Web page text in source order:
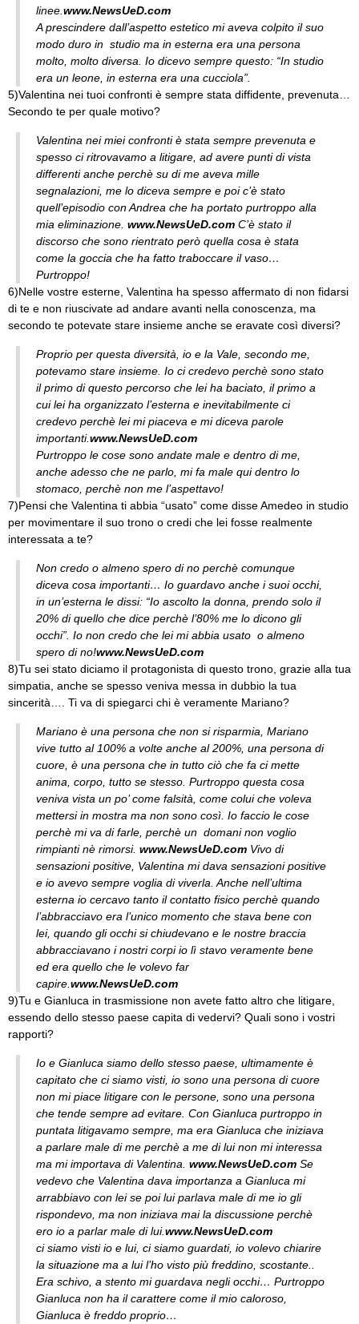
linee. www.NewsUeD.com
A prescindere dall’aspetto estetico mi aveva colpito il suo
modo duro in studio ma in esterna era una persona
molto, molto diversa. Io dicevo sempre questo: “In studio
era un leone, in esterna era una cucciola”.
5)Valentina nei tuoi confronti è sempre stata diffidente, prevenuta…
Secondo te per quale motivo?
Valentina nei miei confronti è stata sempre prevenuta e
spesso ci ritrovavamo a litigare, ad avere punti di vista
differenti anche perchè su di me aveva mille
segnalazioni, me lo diceva sempre e poi c’è stato
quell’episodio con Andrea che ha portato purtroppo alla
mia eliminazione. www.NewsUeD.com C’è stato il
discorso che sono rientrato però quella cosa è stata
come la goccia che ha fatto traboccare il vaso…
Purtroppo!
6)Nelle vostre esterne, Valentina ha spesso affermato di non fidarsi
di te e non riuscivate ad andare avanti nella conoscenza, ma
secondo te potevate stare insieme anche se eravate così diversi?
Proprio per questa diversità, io e la Vale, secondo me,
potevamo stare insieme. Io ci credevo perchè sono stato
il primo di questo percorso che lei ha baciato, il primo a
cui lei ha organizzato l’esterna e inevitabilmente ci
credevo perchè lei mi piaceva e mi diceva parole
importanti.www.NewsUeD.com
Purtroppo le cose sono andate male e dentro di me,
anche adesso che ne parlo, mi fa male qui dentro lo
stomaco, perchè non me l’aspettavo!
7)Pensi che Valentina ti abbia “usato” come disse Amedeo in studio
per movimentare il suo trono o credi che lei fosse realmente
interessata a te?
Non credo o almeno spero di no perchè comunque
diceva cosa importanti… Io guardavo anche i suoi occhi,
in un’esterna le dissi: “Io ascolto la donna, prendo solo il
20% di quello che dice perchè l’80% me lo dicono gli
occhi”. Io non credo che lei mi abbia usato o almeno
spero di no!www.NewsUeD.com
8)Tu sei stato diciamo il protagonista di questo trono, grazie alla tua
simpatia, anche se spesso veniva messa in dubbio la tua
sincerità…. Ti va di spiegarci chi è veramente Mariano?
Mariano è una persona che non si risparmia, Mariano
vive tutto al 100% a volte anche al 200%, una persona di
cuore, è una persona che in tutto ciò che fa ci mette
anima, corpo, tutto se stesso. Purtroppo questa cosa
veniva vista un po’ come falsità, come colui che voleva
mettersi in mostra ma non sono così. Io faccio le cose
perchè mi va di farle, perchè un domani non voglio
rimpianti nè rimorsi. www.NewsUeD.com Vivo di
sensazioni positive, Valentina mi dava sensazioni positive
e io avevo sempre voglia di viverla. Anche nell’ultima
esterna io cercavo tanto il contatto fisico perchè quando
l’abbracciavo era l’unico momento che stava bene con
lei, quando gli occhi si chiudevano e le nostre braccia
abbracciavano i nostri corpi io lì stavo veramente bene
ed era quello che le volevo far
capire. www.NewsUeD.com
9)Tu e Gianluca in trasmissione non avete fatto altro che litigare,
essendo dello stesso paese capita di vedervi? Quali sono i vostri
rapporti?
Io e Gianluca siamo dello stesso paese, ultimamente è
capitato che ci siamo visti, io sono una persona di cuore
non mi piace litigare con le persone, sono una persona
che tende sempre ad evitare. Con Gianluca purtroppo in
puntata litigavamo sempre, ma era Gianluca che iniziava
a parlare male di me perchè a me di lui non mi interessa
ma mi importava di Valentina. www.NewsUeD.com Se
vedevo che Valentina dava importanza a Gianluca mi
arrabbiavo con lei se poi lui parlava male di me io gli
rispondevo, ma non iniziava mai la discussione perchè
ero io a parlar male di lui.www.NewsUeD.com
ci siamo visti io e lui, ci siamo guardati, io volevo chiarire
la situazione ma a lui l’ho visto più freddino, scostante..
Era schivo, a stento mi guardava negli occhi… Purtroppo
Gianluca non ha il carattere come il mio caloroso,
Gianluca è freddo proprio…